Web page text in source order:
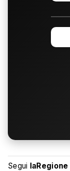
Segui laRegione